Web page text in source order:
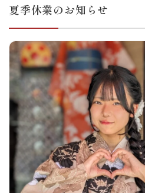
夏季休業のお知らせ